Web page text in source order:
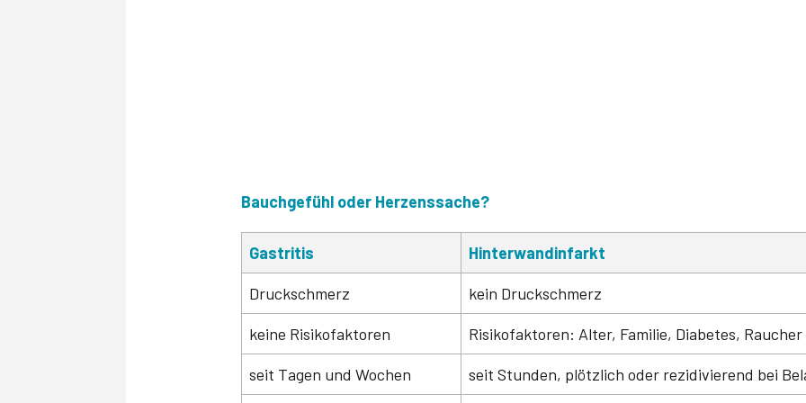
Bauchgefühl oder Herzenssache?
Gastritis Hinterwandinfarkt
Druckschmerz kein Druckschmerz
keine Risikofaktoren Risikofaktoren: Alter, Familie, Diabetes,
seit Tagen und Wochen seit Stunden, plötzlich oder rezidivierend bei